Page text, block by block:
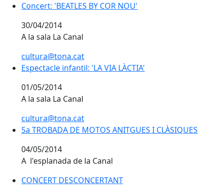
Concert: 'BEATLES BY COR NOU'
Concert: 'BEATLES BY COR NOU'
30/04/2014
A la sala La Canal
cultura@tona.cat
Espectacle infantil: 'LA VIA LÀCTIA'
Espectacle infantil: 'LA VIA LÀCTIA'
01/05/2014
A la sala La Canal
cultura@tona.cat
5a TROBADA DE MOTOS ANITGUES I CLÀSIQUES
5a TROBADA DE MOTOS ANITGUES I CLÀSIQUES
04/05/2014
A l'esplanada de la Canal
CONCERT DESCONCERTANT
CONCERT DESCONCERTANT